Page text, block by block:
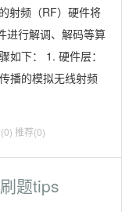
射频（RF）硬件将
进行解调、解码等算
如下： 1. 硬件层：
播的模拟无线射频
推荐(0)
题tips